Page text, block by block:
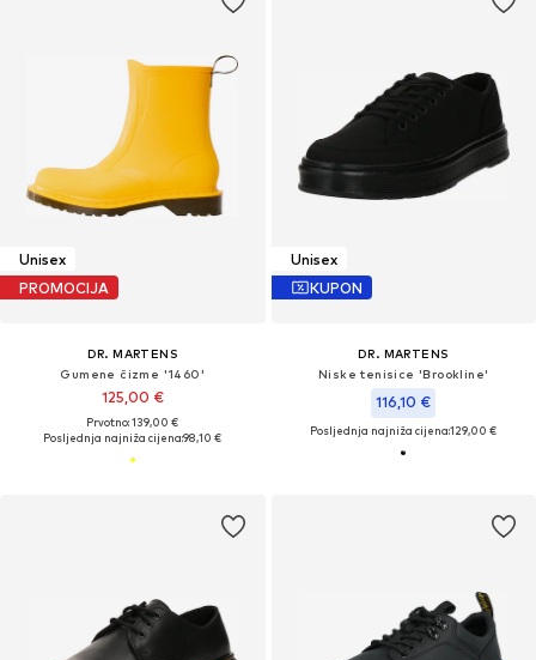
Unisex
PROMOCIJA
DR. MARTENS
Gumene čizme '1460'
125,00 €
Prvotno: 139,00 €
Posljednja najniža cijena:98,10 €
Unisex
KUPON
DR. MARTENS
Niske tenisice 'Brookline'
116,10 €
Posljednja najniža cijena:129,00 €